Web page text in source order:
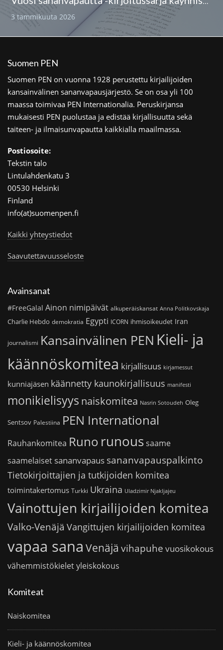
3 tammikuuta 2026
Suomen PEN
Suomen PEN on vuonna 1928 perustettu kirjailijoiden
kansainvälinen sananvapausjärjestö. Se on osa yli 100
maassa toimivaa PEN Internationalia. Peruskirjansa
mukaisesti PEN puolustaa ja edistää kirjallisuutta sekä
taiteen- ja ilmaisunvapautta kaikkialla maailmassa.
Postiosoite:
Tekstin talo
Lintulahdenkatu 3
00530 Helsinki
Finland
info(at)suomenpen.fi
Kaikki yhteystiedot
Saavutettavuusseloste
Avainsanat
#FreeGalal Ainon nimipäivät alkuperäiskansat Anna Politkovskaja
Charlie Hebdo demokratia Egypti ICORN ihmisoikeudet Iran
journalismi Kansainvälinen PEN Kieli- ja
käännöskomitea kirjallisuus kirjamessut
kunniajäsen käännetty kaunokirjallisuus manifesti
monikielisyys naiskomitea Nasrin Sotoudeh Oleg
Sentsov Palestiina PEN International
Rauhankomitea Runo runoussaame
saamelaiset sananvapaus sananvapauspalkinto
Tietokirjoittajien ja tutkijoiden komitea
toimintakertomus Turkki Ukraina Uladzimir Njakljajeu
Vainottujen kirjailijoiden komitea
Valko-Venäjä Vangittujen kirjailijoiden komitea
vapaa sana Venäjä vihapuhe vuosikokous
vähemmistökieletyleiskokous
Komiteat
Naiskomitea
Kieli- ja käännöskomitea